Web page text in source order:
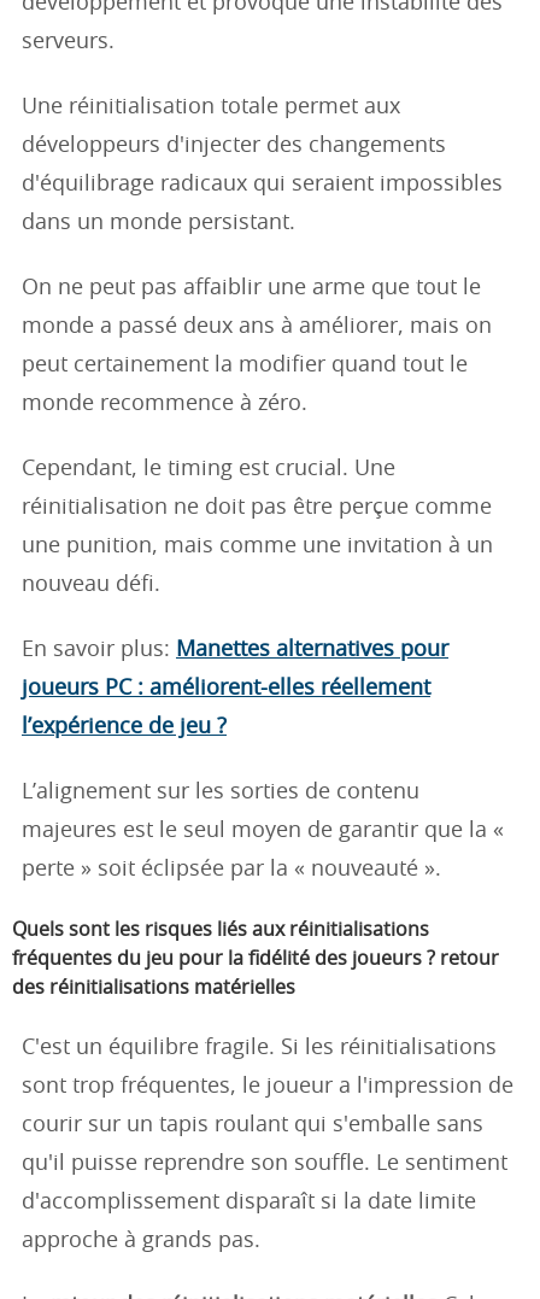
serveurs.
Une réinitialisation totale permet aux
développeurs d'injecter des changements
d'équilibrage radicaux qui seraient impossibles
dans un monde persistant.
On ne peut pas affaiblir une arme que tout le
monde a passé deux ans à améliorer, mais on
peut certainement la modifier quand tout le
monde recommence à zéro.
Cependant, le timing est crucial. Une
réinitialisation ne doit pas être perçue comme
une punition, mais comme une invitation à un
nouveau défi.
En savoir plus: Manettes alternatives pour
joueurs PC : améliorent-elles réellement
l’expérience de jeu ?
L’alignement sur les sorties de contenu
majeures est le seul moyen de garantir que la «
perte » soit éclipsée par la « nouveauté ».
Quels sont les risques liés aux réinitialisations
fréquentes du jeu pour la fidélité des joueurs ? retour
des réinitialisations matérielles
C'est un équilibre fragile. Si les réinitialisations
sont trop fréquentes, le joueur a l'impression de
courir sur un tapis roulant qui s'emballe sans
qu'il puisse reprendre son souffle. Le sentiment
d'accomplissement disparaît si la date limite
approche à grands pas.